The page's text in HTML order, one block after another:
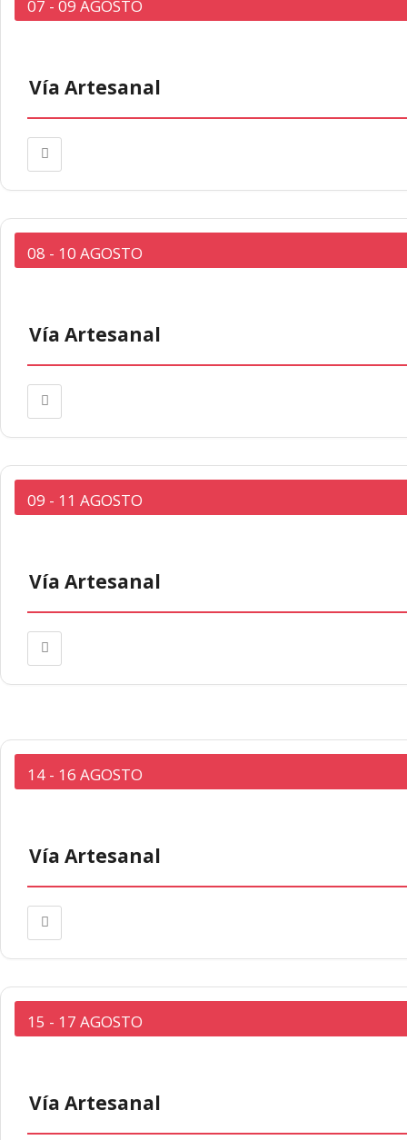
07 - 09 AGOSTO
Vía Artesanal
08 - 10 AGOSTO
Vía Artesanal
09 - 11 AGOSTO
Vía Artesanal
14 - 16 AGOSTO
Vía Artesanal
15 - 17 AGOSTO
Vía Artesanal